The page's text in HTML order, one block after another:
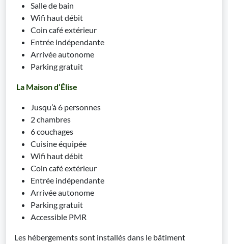
Salle de bain
Wifi haut débit
Coin café extérieur
Entrée indépendante
Arrivée autonome
Parking gratuit
La Maison d’Élise
Jusqu’à 6 personnes
2 chambres
6 couchages
Cuisine équipée
Wifi haut débit
Coin café extérieur
Entrée indépendante
Arrivée autonome
Parking gratuit
Accessible PMR
Les hébergements sont installés dans le bâtiment